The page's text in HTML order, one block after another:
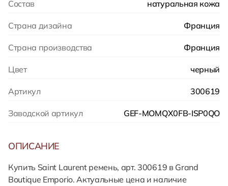
Состав натуральная кожа
Страна дизайна Франция
Страна производства Франция
Цвет черный
Артикул 300619
Заводской артикул GEF-MOMQX0FB-ISP0QO
ОПИСАНИЕ
Купить Saint Laurent ремень, арт. 300619 в Grand
Boutique Emporio. Актуальные цена и наличие